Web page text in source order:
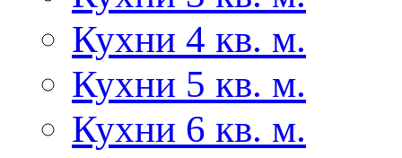
Кухни 4 кв. м.
Кухни 5 кв. м.
Кухни 6 кв. м.